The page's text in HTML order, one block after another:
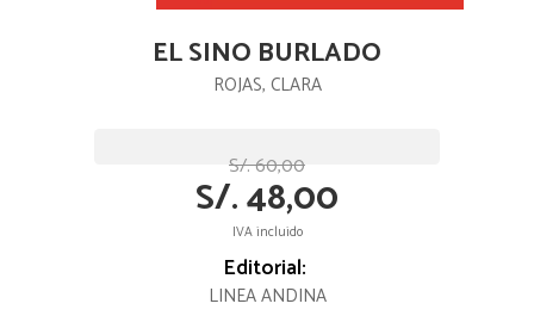
EL SINO BURLADO
ROJAS, CLARA
S/. 60,00
S/. 48,00
IVA incluido
Editorial:
LINEA ANDINA